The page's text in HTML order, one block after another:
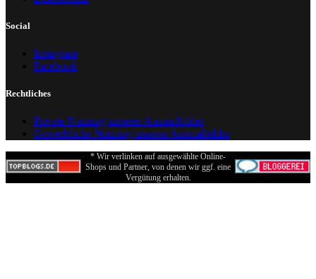
Social
Instagram
Facebook
Rechtliches
Private Nutzung unserer Ausmalbilder
Gewerbliche Nutzung unserer Ausmalbilder
* Wir verlinken auf ausgewählte Online-
Shops und Partner, von denen wir ggf. eine
Vergütung erhalten.